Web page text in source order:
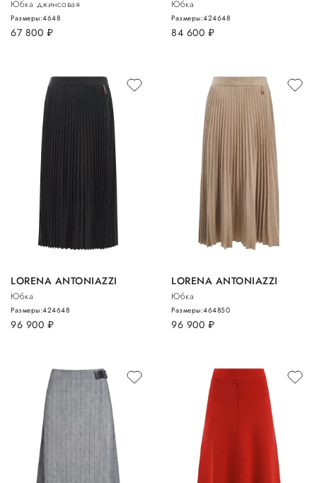
Юбка джинсовая
67 800 руб.
Размеры:4648
Юбка
84 600 руб.
Размеры:424648
LORENA ANTONIAZZI
Юбка
96 900 руб.
Размеры:424648
LORENA ANTONIAZZI
Юбка
96 900 руб.
Размеры:464850